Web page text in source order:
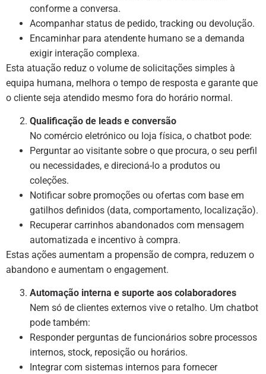
conforme a conversa.
Acompanhar status de pedido, tracking ou devolução.
Encaminhar para atendente humano se a demanda
exigir interação complexa.
Esta atuação reduz o volume de solicitações simples à
equipa humana, melhora o tempo de resposta e garante que
o cliente seja atendido mesmo fora do horário normal.
Qualificação de leads e conversão
No comércio eletrónico ou loja física, o chatbot pode:
Perguntar ao visitante sobre o que procura, o seu perfil
ou necessidades, e direcioná-lo a produtos ou
coleções.
Notificar sobre promoções ou ofertas com base em
gatilhos definidos (data, comportamento, localização).
Recuperar carrinhos abandonados com mensagem
automatizada e incentivo à compra.
Estas ações aumentam a propensão de compra, reduzem o
abandono e aumentam o engagement.
Automação interna e suporte aos colaboradores
Nem só de clientes externos vive o retalho. Um chatbot
pode também:
Responder perguntas de funcionários sobre processos
internos, stock, reposição ou horários.
Integrar com sistemas internos para fornecer